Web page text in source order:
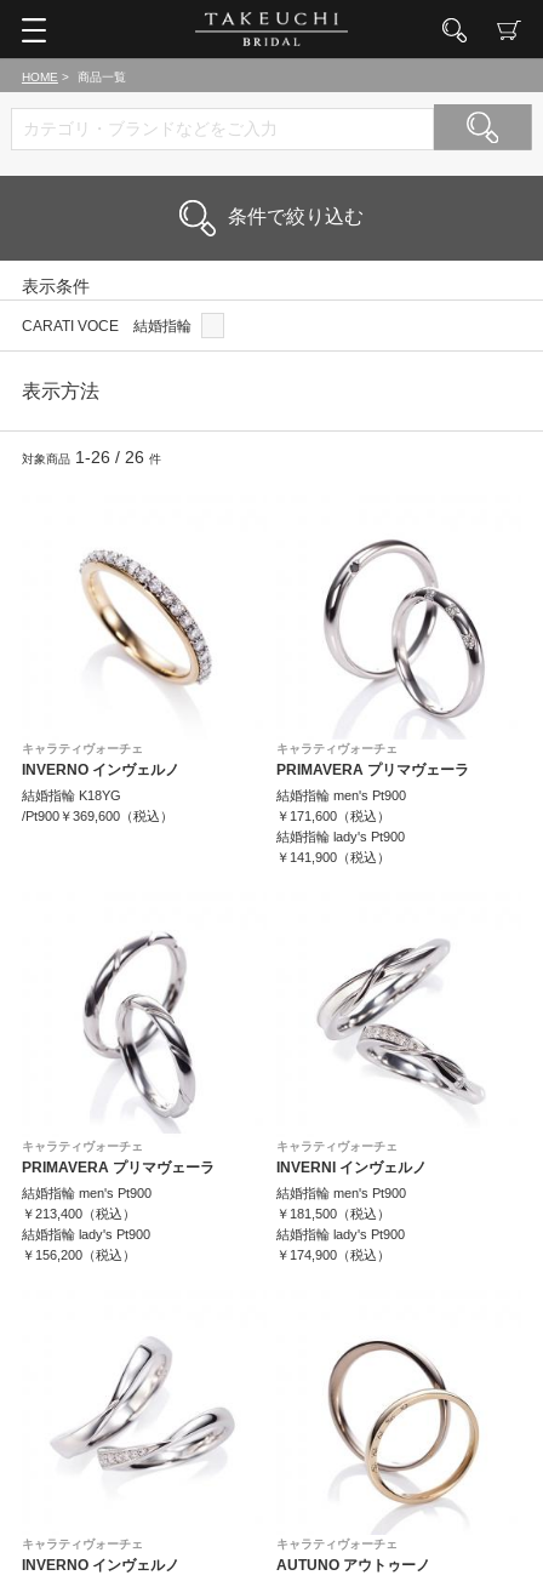
HOME 商品一覧
条件で絞り込む
表示条件
CARATI VOCE 結婚指輪
表示方法
表示列数
対象商品 1-26 / 26 件
キャラティヴォーチェ
INVERNO インヴェルノ
結婚指輪 K18YG
/Pt900￥369,600（税込）
キャラティヴォーチェ
PRIMAVERA プリマヴェーラ
結婚指輪 men's Pt900
￥171,600（税込）
結婚指輪 lady's Pt900
￥141,900（税込）
キャラティヴォーチェ
PRIMAVERA プリマヴェーラ
結婚指輪 men's Pt900
￥213,400（税込）
結婚指輪 lady's Pt900
￥156,200（税込）
キャラティヴォーチェ
INVERNI インヴェルノ
結婚指輪 men's Pt900
￥181,500（税込）
結婚指輪 lady's Pt900
￥174,900（税込）
キャラティヴォーチェ
INVERNO インヴェルノ
キャラティヴォーチェ
AUTUNO アウトゥーノ